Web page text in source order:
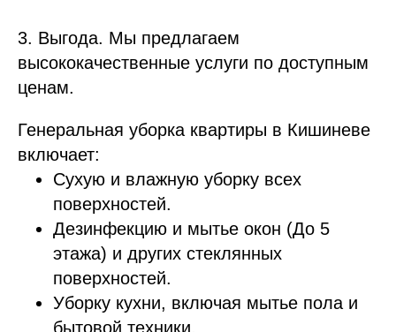
3. Выгода. Мы предлагаем
высококачественные услуги по доступным
ценам.
Генеральная уборка квартиры в Кишиневе
включает:
Сухую и влажную уборку всех
поверхностей.
Дезинфекцию и мытье окон (До 5
этажа) и других стеклянных
поверхностей.
Уборку кухни, включая мытье пола и
бытовой техники.